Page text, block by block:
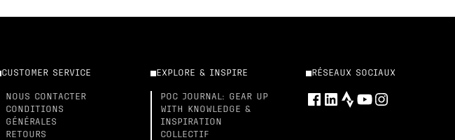
CUSTOMER SERVICE
NOUS CONTACTER
CONDITIONS
GÉNÉRALES
RETOURS
EXPLORE & INSPIRE
POC JOURNAL: GEAR UP
WITH KNOWLEDGE &
INSPIRATION
COLLECTIF
RÉSEAUX SOCIAUX